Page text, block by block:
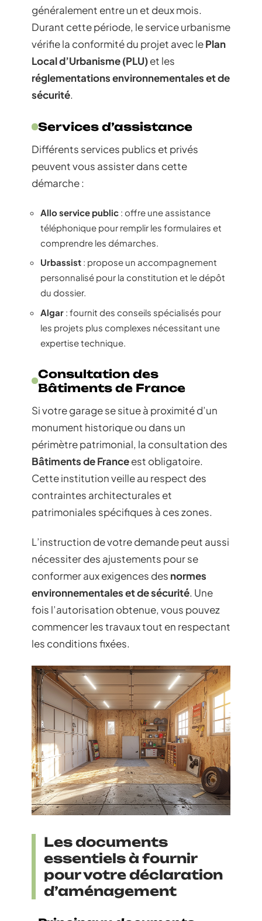
généralement entre un et deux mois.
Durant cette période, le service urbanisme
vérifie la conformité du projet avec lePlan
Local d’Urbanisme (PLU)et les
réglementations environnementales et de
sécurité.
Services d’assistance
Différents services publics et privés
peuvent vous assister dans cette
démarche :
Allo service public : offre une assistance
téléphonique pour remplir les formulaires et
comprendre les démarches.
Urbassist : propose un accompagnement
personnalisé pour la constitution et le dépôt
du dossier.
Algar : fournit des conseils spécialisés pour
les projets plus complexes nécessitant une
expertise technique.
Consultation des
Bâtiments de France
Si votre garage se situe à proximité d’un
monument historique ou dans un
périmètre patrimonial, la consultation des
Bâtiments de Franceest obligatoire.
Cette institution veille au respect des
contraintes architecturales et
patrimoniales spécifiques à ces zones.
L’instruction de votre demande peut aussi
nécessiter des ajustements pour se
conformer aux exigences des normes
environnementales et de sécurité. Une
fois l’autorisation obtenue, vous pouvez
commencer les travaux tout en respectant
les conditions fixées.
Les documents
essentiels à fournir
pour votre déclaration
d’aménagement